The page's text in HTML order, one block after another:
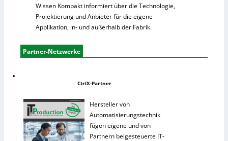
Wissen Kompakt informiert über die Technologie,
Projektierung und Anbieter für die eigene
Applikation, in- und außerhalb der Fabrik.
Partner-Netzwerke
CtrlX-Partner
Hersteller von
Automatisierungstechnik
fügen eigene und von
Partnern beigesteuerte IT-